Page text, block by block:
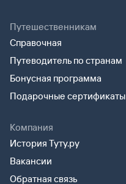
Путешественникам
Справочная
Путеводитель по странам
Бонусная программа
Подарочные сертификаты
Компания
История Туту.ру
Вакансии
Обратная связь